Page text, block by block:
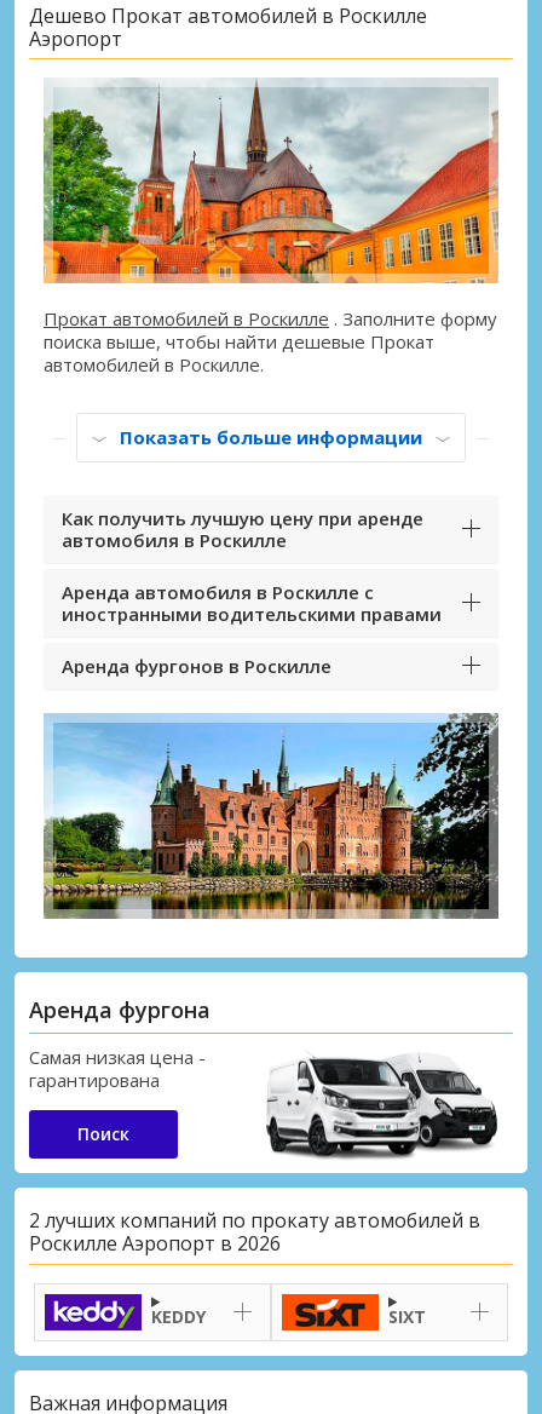
Дешево Прокат автомобилей в Роскилле
Аэропорт
Прокат автомобилей в Роскилле . Заполните форму
поиска выше, чтобы найти дешевые Прокат
автомобилей в Роскилле.
Показать больше информации
Как получить лучшую цену при аренде
автомобиля в Роскилле
Аренда автомобиля в Роскилле с
иностранными водительскими правами
Аренда фургонов в Роскилле
Аренда фургона
Самая низкая цена -
гарантирована
Поиск
2 лучших компаний по прокату автомобилей в
Роскилле Аэропорт в 2026
KEDDY SIXT
Важная информация